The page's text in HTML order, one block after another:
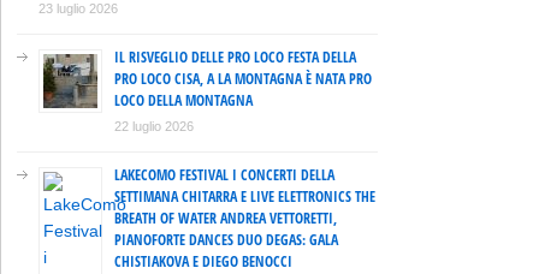
23 luglio 2026
IL RISVEGLIO DELLE PRO LOCO FESTA DELLA
PRO LOCO CISA, A LA MONTAGNA È NATA PRO
LOCO DELLA MONTAGNA
22 luglio 2026
LAKECOMO FESTIVAL I CONCERTI DELLA
SETTIMANA CHITARRA E LIVE ELETTRONICS THE
BREATH OF WATER ANDREA VETTORETTI,
PIANOFORTE DANCES DUO DEGAS: GALA
CHISTIAKOVA E DIEGO BENOCCI